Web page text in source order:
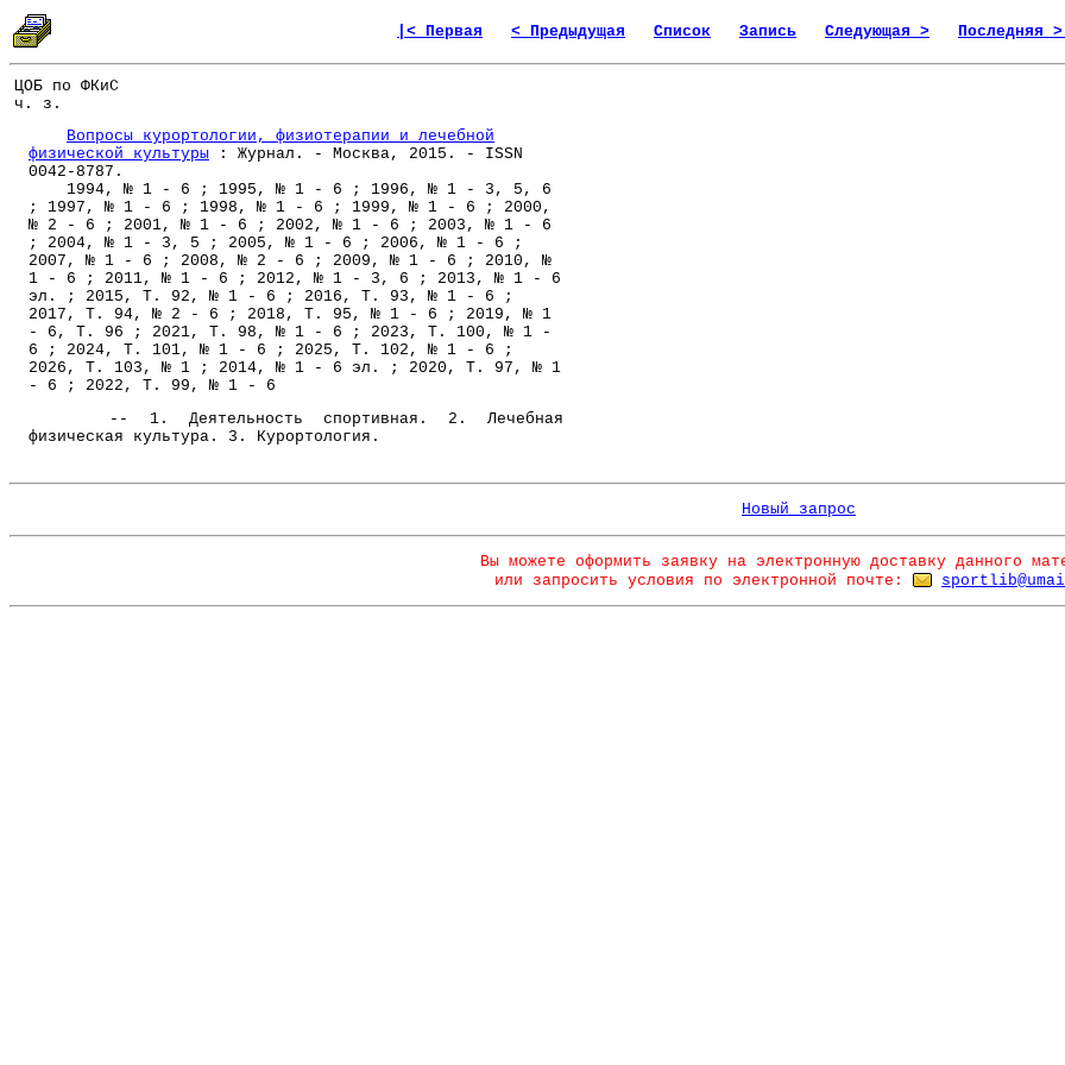
|< Первая < Предыдущая Список Запись Следующая > Последняя >|
ЦОБ по ФКиС
ч. з.
Вопросы курортологии, физиотерапии и лечебной
физической культуры : Журнал. - Москва, 2015. - ISSN
0042-8787.
1994, № 1 - 6 ; 1995, № 1 - 6 ; 1996, № 1 - 3, 5, 6
; 1997, № 1 - 6 ; 1998, № 1 - 6 ; 1999, № 1 - 6 ; 2000,
№ 2 - 6 ; 2001, № 1 - 6 ; 2002, № 1 - 6 ; 2003, № 1 - 6
; 2004, № 1 - 3, 5 ; 2005, № 1 - 6 ; 2006, № 1 - 6 ;
2007, № 1 - 6 ; 2008, № 2 - 6 ; 2009, № 1 - 6 ; 2010, №
1 - 6 ; 2011, № 1 - 6 ; 2012, № 1 - 3, 6 ; 2013, № 1 - 6
эл. ; 2015, Т. 92, № 1 - 6 ; 2016, Т. 93, № 1 - 6 ;
2017, Т. 94, № 2 - 6 ; 2018, Т. 95, № 1 - 6 ; 2019, № 1
- 6, Т. 96 ; 2021, Т. 98, № 1 - 6 ; 2023, Т. 100, № 1 -
6 ; 2024, Т. 101, № 1 - 6 ; 2025, Т. 102, № 1 - 6 ;
2026, Т. 103, № 1 ; 2014, № 1 - 6 эл. ; 2020, Т. 97, № 1
- 6 ; 2022, Т. 99, № 1 - 6
-- 1. Деятельность спортивная. 2. Лечебная
физическая культура. 3. Курортология.
Новый запрос
Вы можете оформить заявку на электронную доставку данного
или запросить условия по электронной почте: